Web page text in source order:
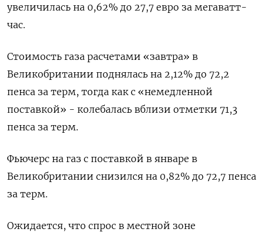
увеличилась на 0,62% до 27,7 евро за мегаватт-
час.
Стоимость газа расчетами «завтра» в
Великобритании поднялась на 2,12% до 72,2
пенса за терм, тогда как с «немедленной
поставкой» - колебалась вблизи отметки 71,3
пенса за терм.
Фьючерс на газ с поставкой в январе в
Великобритании снизился на 0,82% до 72,7 пенса
за терм.
Ожидается, что спрос в местной зоне